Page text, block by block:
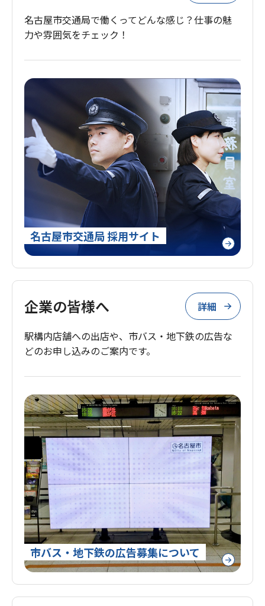
名古屋市交通局で働くってどんな感じ？仕事の魅
力や雰囲気をチェック！
名古屋市交通局 採用サイト
企業の皆様へ 詳細
駅構内店舗への出店や、市バス・地下鉄の広告な
どのお申し込みのご案内です。
市バス・地下鉄の広告募集について